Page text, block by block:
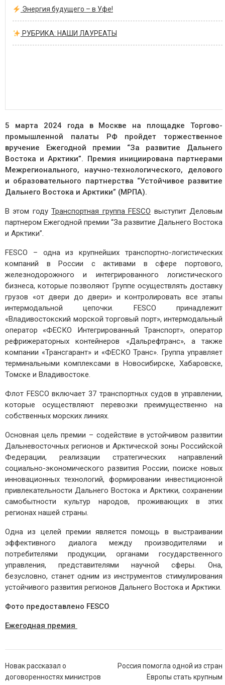
Энергия будущего – в Уфе!
РУБРИКА: НАШИ ЛАУРЕАТЫ
5 марта 2024 года в Москве на площадке Торгово-
промышленной палаты РФ пройдет торжественное
вручение Ежегодной премии “За развитие Дальнего
Востока и Арктики”. Премия инициирована партнерами
Межрегионального, научно-технологического, делового
и образовательного партнерства “Устойчивое развитие
Дальнего Востока и Арктики” (МРПА).
В этом годуТранспортная группа FESCO выступит Деловым
партнером Ежегодной премии “За развитие Дальнего Востока
и Арктики”.
FESCO – одна из крупнейших транспортно-логистических
компаний в России с активами в сфере портового,
железнодорожного и интегрированного логистического
бизнеса, которые позволяют Группе осуществлять доставку
грузов «от двери до двери» и контролировать все этапы
интермодальной цепочки. FESCO принадлежит
«Владивостокский морской торговый порт», интермодальный
оператор «ФЕСКО Интегрированный Транспорт», оператор
рефрижераторных контейнеров «Дальрефтранс», а также
компании «Трансгарант» и «ФЕСКО Транс». Группа управляет
терминальными комплексами в Новосибирске, Хабаровске,
Томске и Владивостоке.
Флот FESCO включает 37 транспортных судов в управлении,
которые осуществляют перевозки преимущественно на
собственных морских линиях.
Основная цель премии – содействие в устойчивом развитии
Дальневосточных регионов и Арктической зоны Российской
Федерации, реализации стратегических направлений
социально-экономического развития России, поиске новых
инновационных технологий, формировании инвестиционной
привлекательности Дальнего Востока и Арктики, сохранении
самобытности культур народов, проживающих в этих
регионах нашей страны.
Одна из целей премии является помощь в выстраивании
эффективного диалога между производителями и
потребителями продукции, органами государственного
управления, представителями научной сферы. Она,
безусловно, станет одним из инструментов стимулирования
устойчивого развития регионов Дальнего Востока и Арктики.
Фото предоставлено FESCO
Ежегодная премия
Навигация
по
Новак рассказал о
договоренностях министров
Россия помогла одной из стран
Европы стать крупным